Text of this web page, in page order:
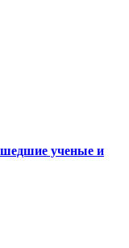
ученые и